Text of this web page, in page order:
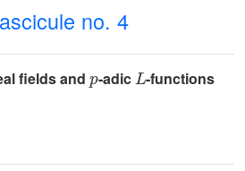
no. 4
fields and -adic
-functions